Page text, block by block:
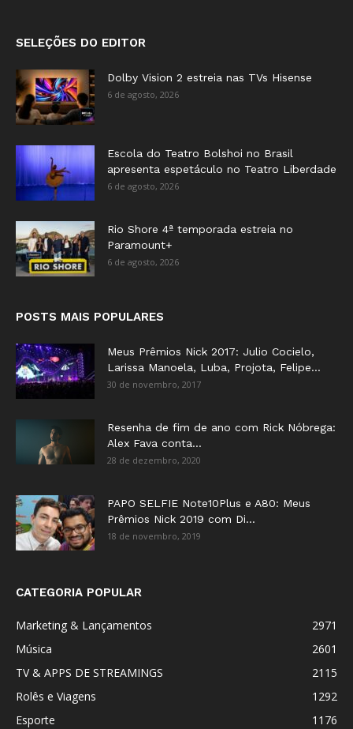
SELEÇÕES DO EDITOR
Dolby Vision 2 estreia nas TVs Hisense
6 de agosto, 2026
Escola do Teatro Bolshoi no Brasil
apresenta espetáculo no Teatro Liberdade
6 de agosto, 2026
Rio Shore 4ª temporada estreia no
Paramount+
6 de agosto, 2026
POSTS MAIS POPULARES
Meus Prêmios Nick 2017: Julio Cocielo,
Larissa Manoela, Luba, Projota, Felipe...
30 de novembro, 2017
Resenha de fim de ano com Rick Nóbrega:
Alex Fava conta...
28 de dezembro, 2020
PAPO SELFIE Note10Plus e A80: Meus
Prêmios Nick 2019 com Di...
18 de novembro, 2019
CATEGORIA POPULAR
Marketing & Lançamentos
2971
Música
2601
TV & APPS DE STREAMINGS
2115
Rolês e Viagens
1292
Esporte
1176